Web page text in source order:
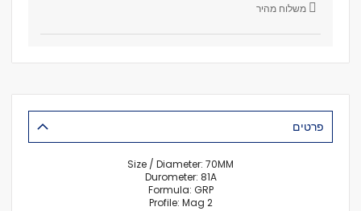
משלוח מהיר
פרטים
Size / Diameter: 70MM
Durometer: 81A
Formula: GRP
Profile: Mag 2